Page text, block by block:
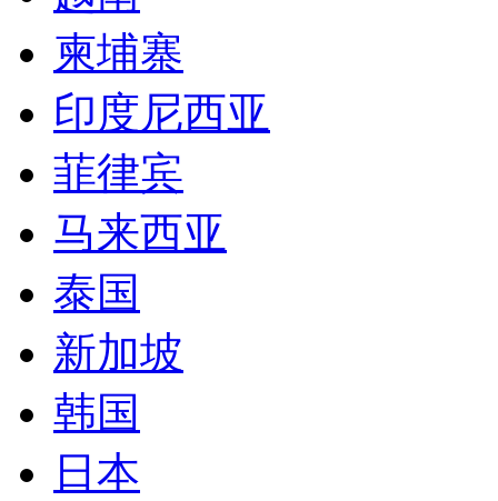
柬埔寨
印度尼西亚
菲律宾
马来西亚
泰国
新加坡
韩国
日本